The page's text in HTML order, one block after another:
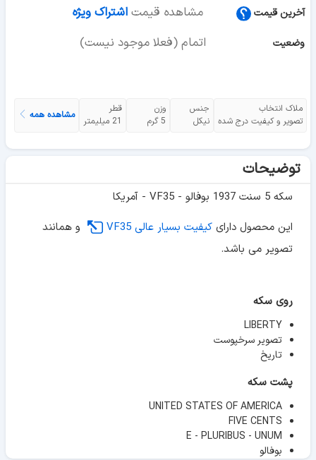
آخرین قیمت مشاهده قیمت اشتراک ویژه
وضعیت اتمام (فعلا موجود نیست)
ملاک انتخاب
تصویر و کیفیت درج شده
جنس
نیکل
وزن
5 گرم
قطر
21 میلیمتر
مشاهده همه
توضیحات
سکه 5 سنت 1937 بوفالو - VF35 - آمریکا
این محصول دارای کیفیت بسیار عالی VF35
و همانند
تصویر می باشد.
روی سکه
LIBERTY
تصویر سرخپوست
تاریخ
پشت سکه
UNITED STATES OF AMERICA
FIVE CENTS
E - PLURIBUS - UNUM
بوفالو